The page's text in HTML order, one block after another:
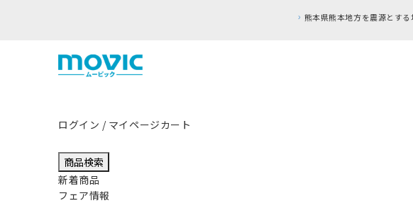
ログイン / マイページカート
商品検索
新着商品
フェア情報